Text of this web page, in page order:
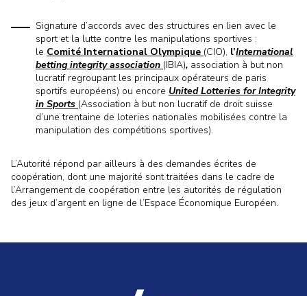
Signature d’accords avec des structures en lien avec le
sport et la lutte contre les manipulations sportives :
le Comité International Olympique (CIO), l’International
betting integrity association (IBIA), association à but non
lucratif regroupant les principaux opérateurs de paris
sportifs européens) ou encore United Lotteries for Integrity
in Sports (Association à but non lucratif de droit suisse
d’une trentaine de loteries nationales mobilisées contre la
manipulation des compétitions sportives).
L’Autorité répond par ailleurs à des demandes écrites de
coopération, dont une majorité sont traitées dans le cadre de
l’Arrangement de coopération entre les autorités de régulation
des jeux d’argent en ligne de l’Espace Économique Européen.